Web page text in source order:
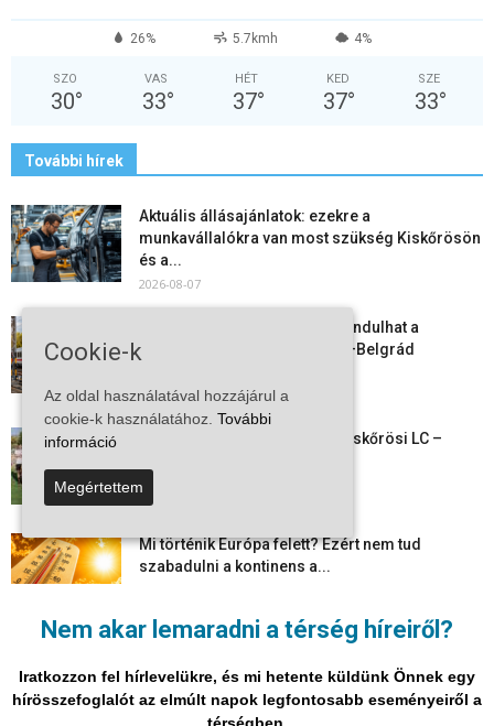
Nem akar lemaradni a térség híreiről?
Iratkozzon fel hírlevelükre, és mi hetente küldünk Önnek egy
hírösszefoglalót az elmúlt napok legfontosabb eseményeiről a
26% 5.7kmh 4%
SZO
30°
VAS
33°
HÉT
37°
KED
37°
SZE
33°
További hírek
Aktuális állásajánlatok: ezekre a
munkavállalókra van most szükség Kiskőrösön
és a...
2026-08-07
Vitézy Dávid: már ősszel újraindulhat a
személyszállítás a Budapest–Belgrád
2026-08-06
Megkezdte a felkészülést a Kiskőrösi LC –
2026-08-06
Mi történik Európa felett? Ezért nem tud
szabadulni a kontinens a...
Kiskőrösön – útburkolati jeleket festenek és...
2026-08-05
Cookie-k
Az oldal használatával hozzájárul a
cookie-k használatához. További
információ
Megértettem